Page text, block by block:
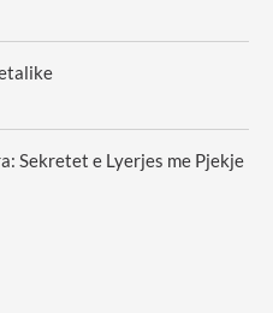
Sekretet e Lyerjes me Pjekje